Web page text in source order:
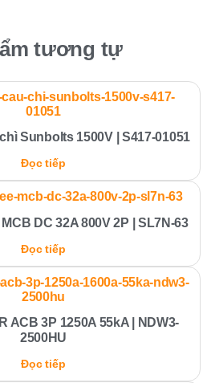
tương tự
Sunbolts 1500V | S417-01051
Đọc tiếp
DC 32A 800V 2P | SL7N-63
Đọc tiếp
ACB 3P 1250A 55kA | NDW3-
2500HU
Đọc tiếp